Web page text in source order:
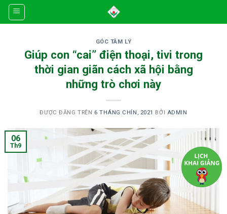
Skip
GÓC TÂM LÝ
Giúp con “cai” điện thoại, tivi trong
thời gian giãn cách xã hội bằng
những trò chơi này
ĐƯỢC ĐĂNG TRÊN 6 THÁNG CHÍN, 2021 BỞI ADMIN
06
Th9